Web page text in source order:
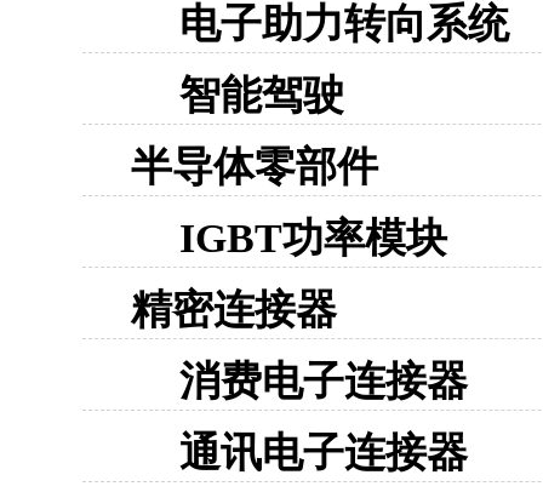
电子助力转向系统
智能驾驶
半导体零部件
IGBT功率模块
精密连接器
消费电子连接器
通讯电子连接器